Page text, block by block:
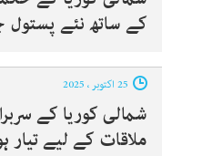
کے ساتھ نئے پستول
شمالی کوریا کے
ملاقات کے لیے